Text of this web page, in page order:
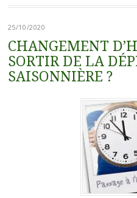
25/10/2020
CHANGEMENT
SORTIR DE LA
SAISONNIÈRE ?